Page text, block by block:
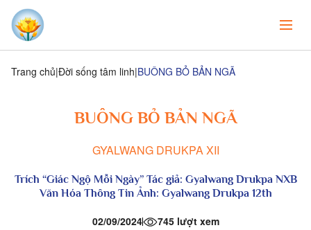
Trang chủ Đời sống tâm linh BUÔNG BỎ BẢN NGÃ
BUÔNG BỎ BẢN NGÃ
GYALWANG DRUKPA XII
Trích “Giác Ngộ Mỗi Ngày” Tác giả: Gyalwang Drukpa NXB
Văn Hóa Thông Tin Ảnh: Gyalwang Drukpa 12th
02/09/2024 745 lượt xem